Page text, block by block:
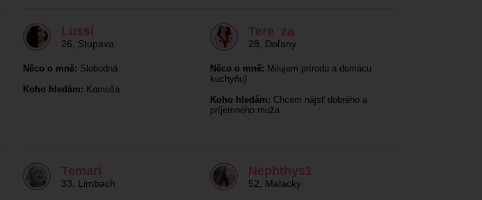
Lussi
26 Stupava
Něco o mně: Slobodná
Koho hledám: Kamoša
Tere_za
28 Doľany
Něco o mně: Milujem prírodu a domácu
kuchyňu)
Koho hledám: Chcem nájsť dobrého a
príjemného muža
Temari
33 Limbach
Nephthys1
52 Malacky